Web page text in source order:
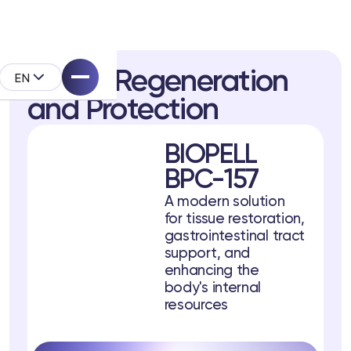
ENTissue Regeneration
and Protection
BIOPELL
BPC-157
A modern solution
for tissue restoration,
gastrointestinal tract
support, and
enhancing the
body's internal
resources